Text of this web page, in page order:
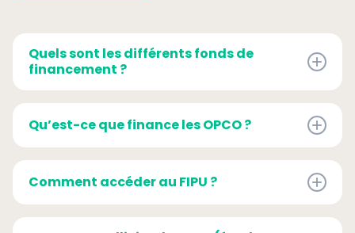
Quels sont les différents fonds de
financement ?
- La commission paritaire interprofessionnelle
régionale (CPIR)
- L'aide individuelle à la formation (AIF) et
l'action de formation conventionnée (AFC)
pour les demandeurs d'emploi
Qu’est-ce que finance les OPCO ?
Les OPCO financent les formations
professionnelles d'employés, d'ouvriers,
d'apprentissages et les contrats de
Comment accéder au FIPU ?
- Être une entreprise < 50 salariés ou être